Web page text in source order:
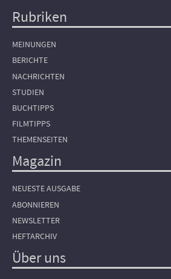
Hauptnavigation
Rubriken
MEINUNGEN
BERICHTE
NACHRICHTEN
STUDIEN
BUCHTIPPS
FILMTIPPS
THEMENSEITEN
Magazin
NEUESTE AUSGABE
ABONNIEREN
NEWSLETTER
HEFTARCHIV
Über uns